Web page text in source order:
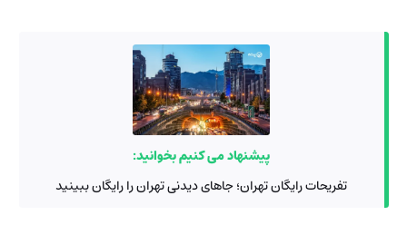
پیشنهاد می کنیم بخوانید:
تفریحات رایگان تهران؛ جاهای دیدنی تهران را رایگان ببینید